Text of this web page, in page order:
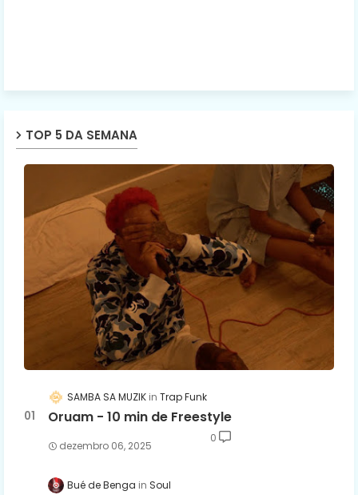
TOP 5 DA SEMANA
SAMBA SA MUZIK Trap Funk
Oruam - 10 min de Freestyle
dezembro 06, 2025
0
Bué de Benga Soul